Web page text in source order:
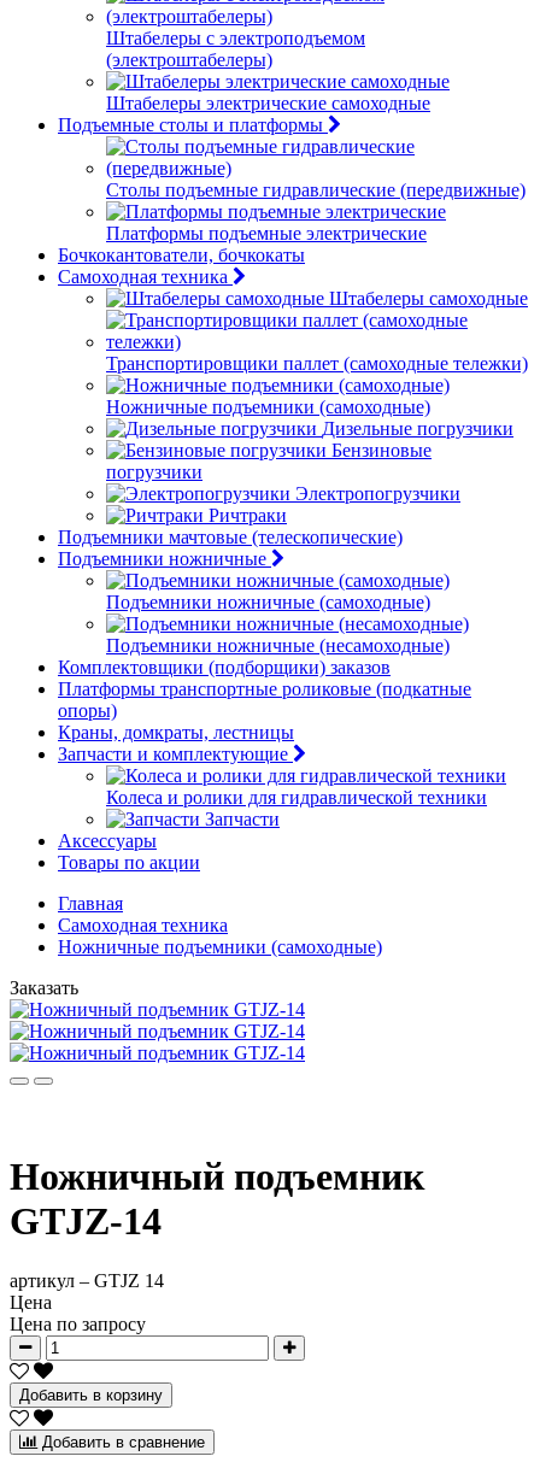
Штабелеры с электроподъемом
(электроштабелеры)
Штабелеры электрические самоходные
Подъемные столы и платформы
Столы подъемные гидравлические (передвижные)
Платформы подъемные электрические
Бочкокантователи, бочкокаты
Самоходная техника
Штабелеры самоходные
Транспортировщики паллет (самоходные тележки)
Ножничные подъемники (самоходные)
Дизельные погрузчики
Бензиновые
погрузчики
Электропогрузчики
Ричтраки
Подъемники мачтовые (телескопические)
Подъемники ножничные
Подъемники ножничные (самоходные)
Подъемники ножничные (несамоходные)
Комплектовщики (подборщики) заказов
Платформы транспортные роликовые (подкатные
опоры)
Краны, домкраты, лестницы
Запчасти и комплектующие
Колеса и ролики для гидравлической техники
Запчасти
Аксессуары
Товары по акции
Главная
Самоходная техника
Ножничные подъемники (самоходные)
Заказать
Ножничный подъемник
GTJZ-14
артикул – GTJZ 14
Цена
Цена по запросу
Добавить в корзину
Добавить в сравнение